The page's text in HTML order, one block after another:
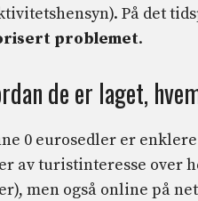
På det
problemet.
de er laget,
0 eurosedler er
av turistinteresse over
men også online på